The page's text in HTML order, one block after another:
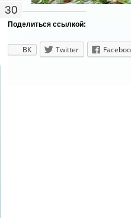
Поделиться ссылкой:
ВК Twitter
30